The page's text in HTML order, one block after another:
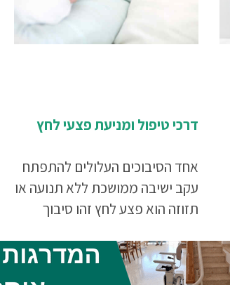
דרכי טיפול ומניעת פצעי לחץ
אחד הסיבוכים העלולים להתפתח
עקב ישיבה ממושכת ללא תנועה או
תזוזה הוא פצע לחץ זהו סיבוך